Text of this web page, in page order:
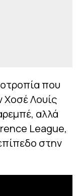
που
Χοσέ Λουίς
αλλά
League,
στην